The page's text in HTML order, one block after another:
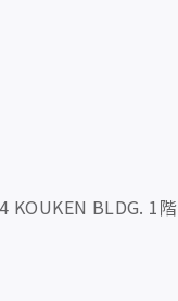
KOUKEN BLDG. 1階